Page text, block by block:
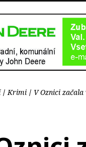
Krimi V Oznici